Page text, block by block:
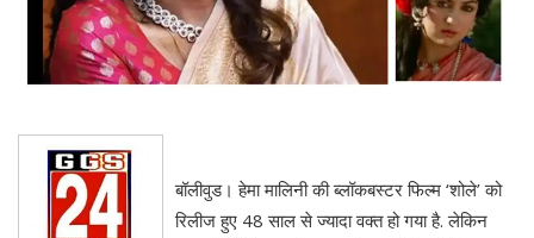
बॉलीवुड। हेमा मालिनी की ब्लॉकबस्टर फिल्म ‘शोले’ को
रिलीज हुए 48 साल से ज्यादा वक्त हो गया है. लेकिन